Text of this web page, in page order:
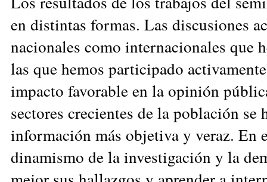
en distintas formas. Las discusiones
nacionales como internacionales que
las que hemos participado
impacto favorable en la opinión
sectores crecientes de la población se
información más objetiva y veraz. En
dinamismo de la investigación y la